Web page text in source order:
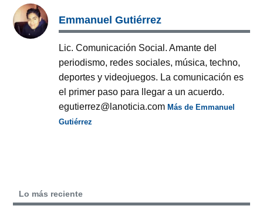
Emmanuel Gutiérrez
Lic. Comunicación Social. Amante del
periodismo, redes sociales, música, techno,
deportes y videojuegos. La comunicación es
el primer paso para llegar a un acuerdo.
egutierrez@lanoticia.comMás de Emmanuel
Gutiérrez
Lo más reciente